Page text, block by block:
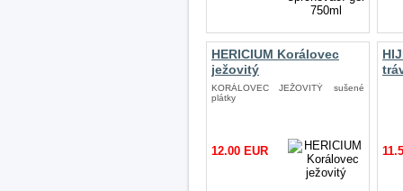
HERICIUM Korálovec
ježovitý
KORÁLOVEC JEŽOVITÝ sušené
plátky
12.00 EUR